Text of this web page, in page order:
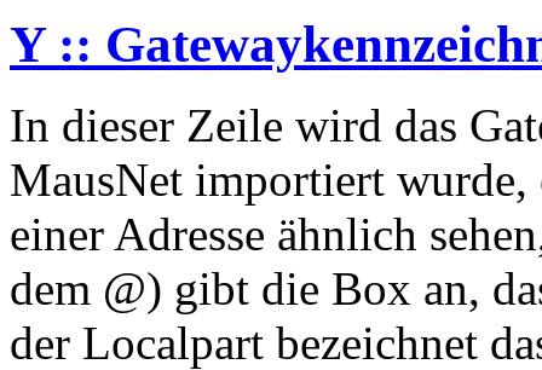
Y ::
In dieser Zeile wird das
MausNet importiert
einer Adresse ähnlich
dem @) gibt die Box an,
der Localpart bezeichnet